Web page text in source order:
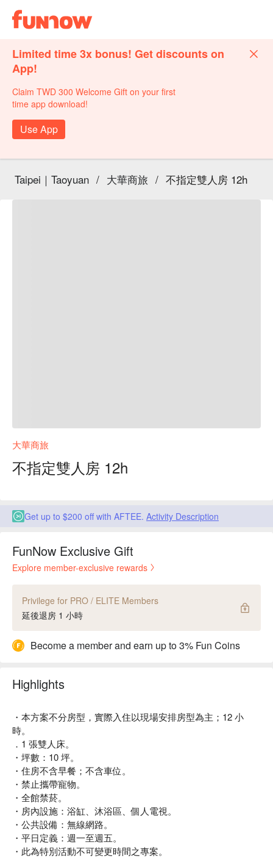
Limited time 3x bonus! Get discounts on
App!
Claim TWD 300 Welcome Gift on your first
time app download!
Use App
Taipei｜Taoyuan / 大華商旅 / 不指定雙人房 12h
大華商旅
不指定雙人房 12h
Get up to $200 off with AFTEE. Activity Description
FunNow Exclusive Gift
Explore member-exclusive rewards
Privilege for PRO / ELITE Members
延後退房 1 小時
Become a member and earn up to 3% Fun Coins
Highlights
・本方案不分房型，實際入住以現場安排房型為主；12 小
時。
．1 張雙人床。
・坪數：10 坪。
・住房不含早餐；不含車位。
・禁止攜帶寵物。
・全館禁菸。
・房內設施：浴缸、沐浴區、個人電視。
・公共設備：無線網路。
・平日定義：週一至週五。
・此為特別活動不可變更時間之專案。